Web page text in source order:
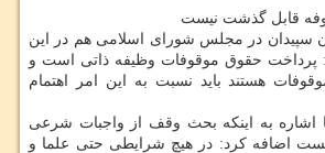
قابل گذشت نیست
سپیدان در مجلس شورای اسلامی هم در این
حقوق موقوفات وظیفه ذاتی است و
هستند باید نسبت به این امر اهتمام
اشاره به اینكه بحث وقف از واجبات شرعی
اضافه كرد: در هیچ شرایطی حتی علما و